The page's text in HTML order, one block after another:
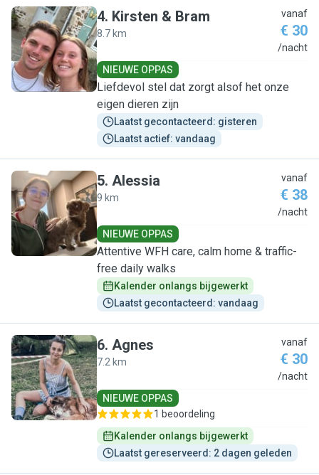
K
4. Kirsten & Bram
8.7 km
vanaf
€ 30
/nacht
NIEUWE OPPAS
Liefdevol stel dat zorgt alsof het onze
eigen dieren zijn
Laatst gecontacteerd: gisteren
Laatst actief: vandaag
A
5. Alessia
9 km
vanaf
€ 38
/nacht
NIEUWE OPPAS
Attentive WFH care, calm home & traffic-
free daily walks
Kalender onlangs bijgewerkt
Laatst gecontacteerd: vandaag
A
6. Agnes
7.2 km
vanaf
€ 30
/nacht
NIEUWE OPPAS
1 beoordeling
Kalender onlangs bijgewerkt
Laatst gereserveerd: 2 dagen geleden